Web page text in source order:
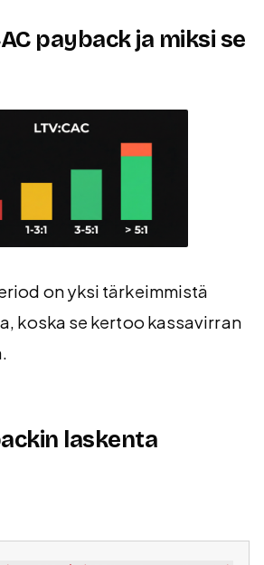
payback ja miksi se
on yksi tärkeimmistä
koska se kertoo kassavirran
laskenta